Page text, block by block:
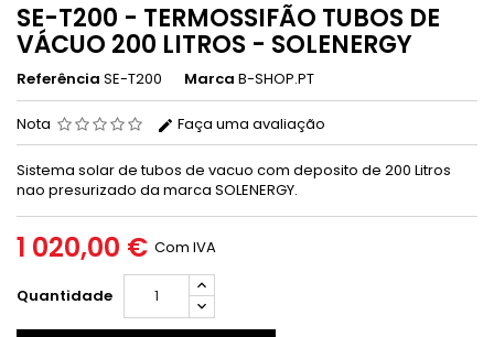
SE-T200 - TERMOSSIFÃO TUBOS DE
VÁCUO 200 LITROS - SOLENERGY
Referência SE-T200 Marca B-SHOP.PT
Nota Faça uma avaliação
Sistema solar de tubos de vacuo com deposito de 200 Litros
nao presurizado da marca SOLENERGY.
1 020,00 € Com IVA
Quantidade